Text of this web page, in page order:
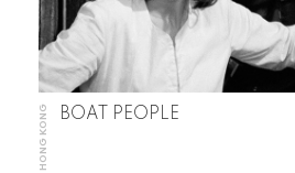
HONG KONG BOAT PEOPLE